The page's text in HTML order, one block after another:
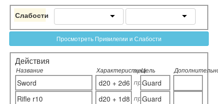
Слабости
Просмотреть Привилегии и Слабости
Действия
Название Характеристика
пр.Цель
Sword d20 + 2d6 пр.Guard
Rifle r10
d20 + 1d8 пр.Guard